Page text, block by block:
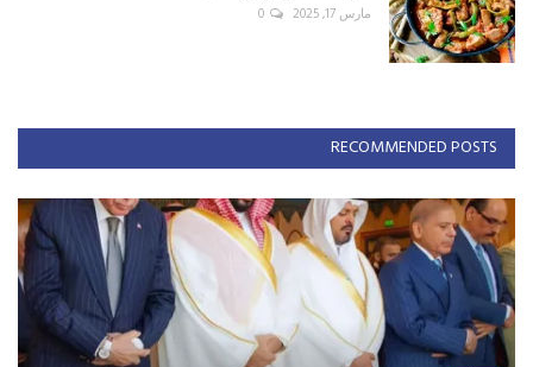
مارس 17, 2025 0
RECOMMENDED POSTS